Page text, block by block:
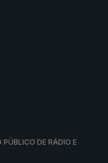
DE RÁDIO E